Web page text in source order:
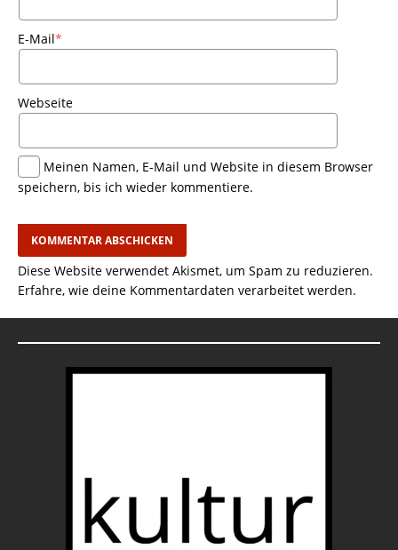
E-Mail*
Webseite
Meinen Namen, E-Mail und Website in diesem Browser
speichern, bis ich wieder kommentiere.
Diese Website verwendet Akismet, um Spam zu reduzieren.
Erfahre, wie deine Kommentardaten verarbeitet werden.